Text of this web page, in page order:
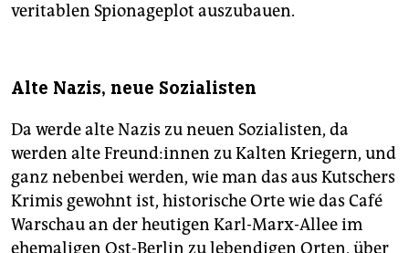
veritablen Spionageplot auszubauen.
Alte Nazis, neue Sozialisten
Da werde alte Nazis zu neuen Sozialisten, da
werden alte Freun­d:in­nen zu Kalten Kriegern, und
ganz nebenbei werden, wie man das aus Kutschers
Krimis gewohnt ist, historische Orte wie das Café
Warschau an der heutigen Karl-Marx-Allee im
ehemaligen Ost-Berlin zu lebendigen Orten, über